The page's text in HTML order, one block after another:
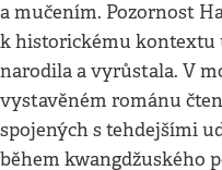
a mučením. Pozornost
k historickému kontextu
narodila a vyrůstala. V
vystavěném románu
spojených s tehdejšími
během kwangdžuského